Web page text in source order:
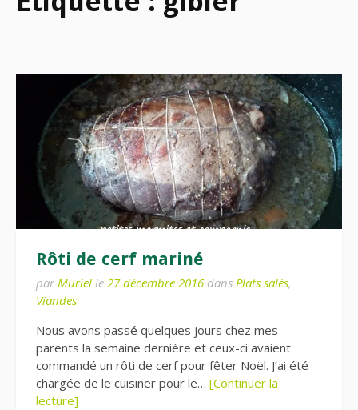
Rôti de cerf mariné
par Muriel le 27 décembre 2016 dans Plats salés,
Viandes
Nous avons passé quelques jours chez mes
parents la semaine dernière et ceux-ci avaient
commandé un rôti de cerf pour fêter Noël. J’ai été
chargée de le cuisiner pour le… [Continuer la
lecture]